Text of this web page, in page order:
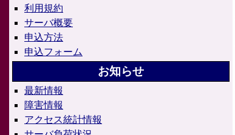
利用規約
サーバ概要
申込方法
申込フォーム
お知らせ
最新情報
障害情報
アクセス統計情報